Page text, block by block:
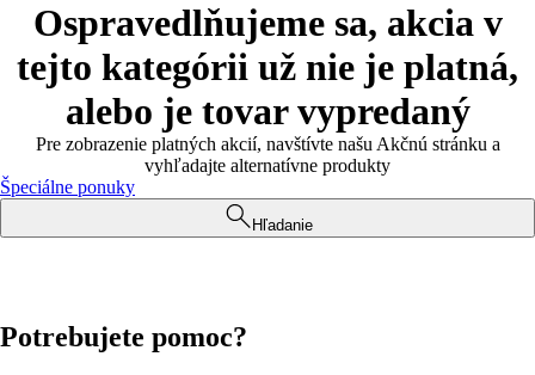
Ospravedlňujeme sa, akcia v
tejto kategórii už nie je platná,
alebo je tovar vypredaný
Pre zobrazenie platných akcií, navštívte našu Akčnú stránku a
vyhľadajte alternatívne produkty
Špeciálne ponuky
Hľadanie
Potrebujete pomoc?